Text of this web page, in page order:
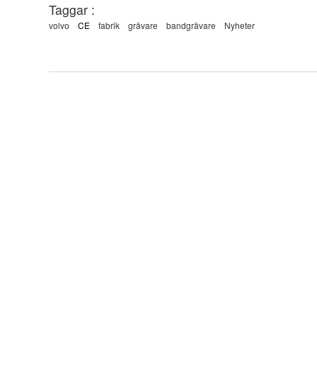
Taggar :
volvo CE fabrik grävare bandgrävare Nyheter